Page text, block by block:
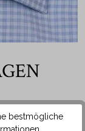
New Kent
bestmögliche
...